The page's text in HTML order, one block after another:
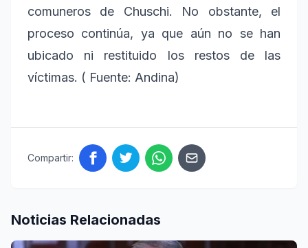
comuneros de Chuschi. No obstante, el
proceso continúa, ya que aún no se han
ubicado ni restituido los restos de las
víctimas. ( Fuente: Andina)
Compartir:
Noticias Relacionadas